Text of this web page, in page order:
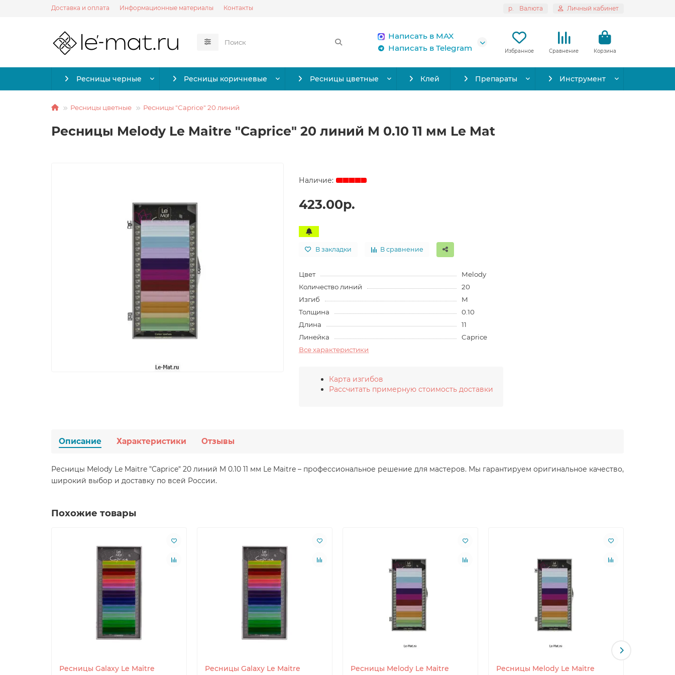
Доставка и оплата Информационные материалы Контакты р. Валюта Личный кабинет
Написать в MAX
Написать в Telegram
Избранное Сравнение Корзина
Ресницы черные Ресницы коричневые Ресницы цветные Клей Препараты Инструмент
Ресницы цветные Ресницы "Caprice" 20 линий
Ресницы Melody Le Maitre "Caprice" 20 линий M 0.10 11 мм Le Mat
423.00р.
В закладки В сравнение
Цвет
Melody
Количество линий
20
Изгиб
M
Толщина
0.10
Длина
11
Линейка
Caprice
Все характеристики
Карта изгибов
Рассчитать примерную стоимость доставки
Описание Характеристики Отзывы
Ресницы Melody Le Maitre "Caprice" 20 линий M 0.10 11 мм Le Maitre – профессиональное решение для мастеров. Мы гарантируем оригинальное качество,
широкий выбор и доставку по всей России.
Похожие товары
Ресницы Galaxy Le Maitre
Ресницы Galaxy Le Maitre
Ресницы Melody Le Maitre
Ресницы Melody Le Maitre